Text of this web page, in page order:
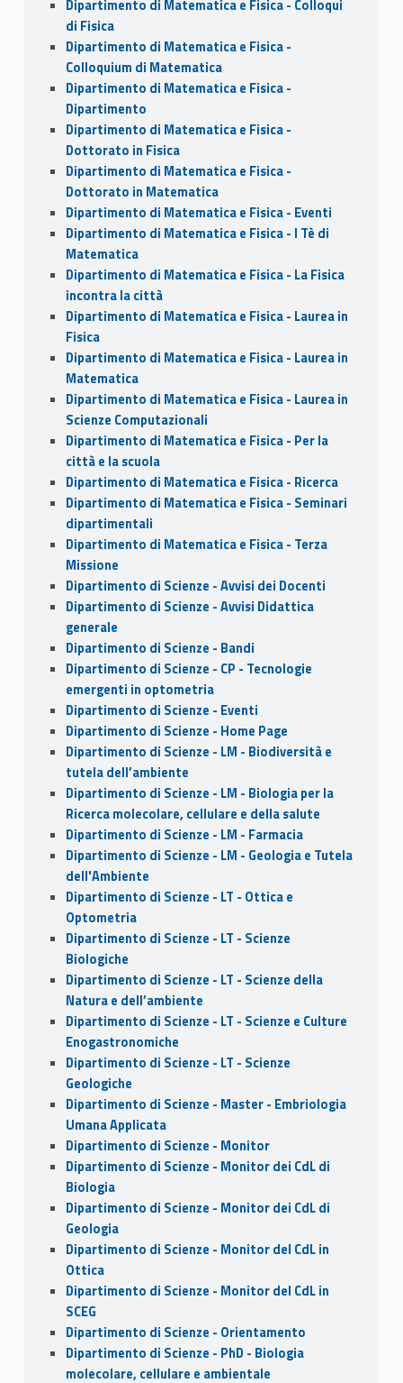
Dipartimento di Matematica e Fisica - Colloqui
di Fisica
Dipartimento di Matematica e Fisica -
Colloquium di Matematica
Dipartimento di Matematica e Fisica -
Dipartimento
Dipartimento di Matematica e Fisica -
Dottorato in Fisica
Dipartimento di Matematica e Fisica -
Dottorato in Matematica
Dipartimento di Matematica e Fisica - Eventi
Dipartimento di Matematica e Fisica - I Tè di
Matematica
Dipartimento di Matematica e Fisica - La Fisica
incontra la città
Dipartimento di Matematica e Fisica - Laurea in
Fisica
Dipartimento di Matematica e Fisica - Laurea in
Matematica
Dipartimento di Matematica e Fisica - Laurea in
Scienze Computazionali
Dipartimento di Matematica e Fisica - Per la
città e la scuola
Dipartimento di Matematica e Fisica - Ricerca
Dipartimento di Matematica e Fisica - Seminari
dipartimentali
Dipartimento di Matematica e Fisica - Terza
Missione
Dipartimento di Scienze - Avvisi dei Docenti
Dipartimento di Scienze - Avvisi Didattica
generale
Dipartimento di Scienze - Bandi
Dipartimento di Scienze - CP - Tecnologie
emergenti in optometria
Dipartimento di Scienze - Eventi
Dipartimento di Scienze - Home Page
Dipartimento di Scienze - LM - Biodiversità e
tutela dell’ambiente
Dipartimento di Scienze - LM - Biologia per la
Ricerca molecolare, cellulare e della salute
Dipartimento di Scienze - LM - Farmacia
Dipartimento di Scienze - LM - Geologia e Tutela
dell'Ambiente
Dipartimento di Scienze - LT - Ottica e
Optometria
Dipartimento di Scienze - LT - Scienze
Biologiche
Dipartimento di Scienze - LT - Scienze della
Natura e dell’ambiente
Dipartimento di Scienze - LT - Scienze e Culture
Enogastronomiche
Dipartimento di Scienze - LT - Scienze
Geologiche
Dipartimento di Scienze - Master - Embriologia
Umana Applicata
Dipartimento di Scienze - Monitor
Dipartimento di Scienze - Monitor dei CdL di
Biologia
Dipartimento di Scienze - Monitor dei CdL di
Geologia
Dipartimento di Scienze - Monitor del CdL in
Ottica
Dipartimento di Scienze - Monitor del CdL in
SCEG
Dipartimento di Scienze - Orientamento
Dipartimento di Scienze - PhD - Biologia
molecolare, cellulare e ambientale